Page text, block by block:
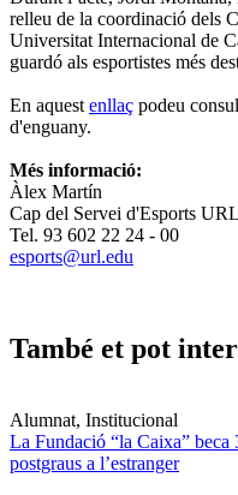
relleu de la coordinació dels
Universitat Internacional de
guardó als esportistes més
En aquest enllaç podeu
d'enguany.
Més informació:
Àlex Martín
Cap del Servei d'Esports URL
Tel. 93 602 22 24 - 00
esports@url.edu
També et pot
Alumnat, Institucional
La Fundació “la Caixa” beca
postgraus a l’estranger